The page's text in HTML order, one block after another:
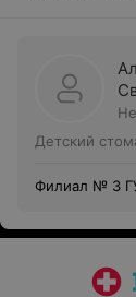
Детский
Филиал № 3